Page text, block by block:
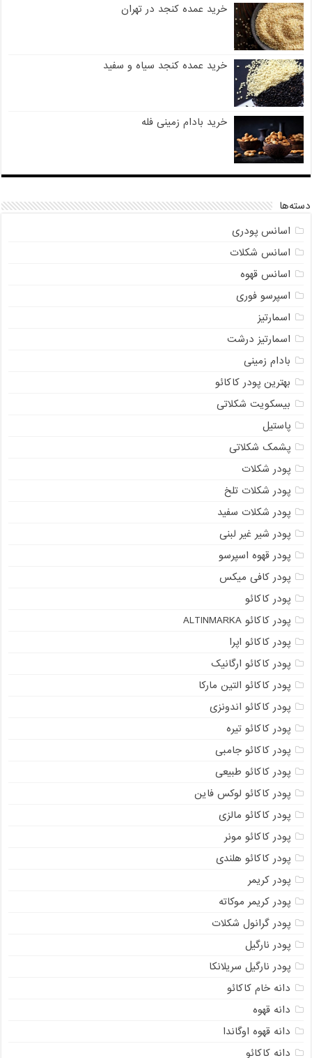
خرید عمده کنجد در تهران
خرید عمده کنجد سیاه و سفید
خرید بادام زمینی فله
دسته‌ها
اسانس پودری
اسانس شکلات
اسانس قهوه
اسپرسو فوری
اسمارتیز
اسمارتیز درشت
بادام زمینی
بهترین پودر کاکائو
بیسکویت شکلاتی
پاستیل
پشمک شکلاتی
پودر شکلات
پودر شکلات تلخ
پودر شکلات سفید
پودر شیر غیر لبنی
پودر قهوه اسپرسو
پودر کافی میکس
پودر کاکائو
پودر کاکائو ALTINMARKA
پودر کاکائو اپرا
پودر کاکائو ارگانیک
پودر کاکائو التین مارکا
پودر کاکائو اندونزی
پودر کاکائو تیره
پودر کاکائو جامبی
پودر کاکائو طبیعی
پودر کاکائو لوکس فاین
پودر کاکائو مالزی
پودر کاکائو مونر
پودر کاکائو هلندی
پودر کریمر
پودر کریمر موکاته
پودر گرانول شکلات
پودر نارگیل
پودر نارگیل سریلانکا
دانه خام کاکائو
دانه قهوه
دانه قهوه اوگاندا
دانه کاکائو